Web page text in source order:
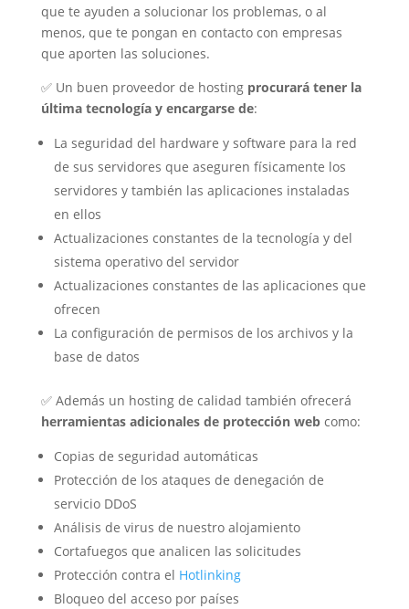
que te ayuden a solucionar los problemas, o al
menos, que te pongan en contacto con empresas
que aporten las soluciones.
✅ Un buen proveedor de hosting procurará tener la
última tecnología y encargarse de:
La seguridad del hardware y software para la red
de sus servidores que aseguren físicamente los
servidores y también las aplicaciones instaladas
en ellos
Actualizaciones constantes de la tecnología y del
sistema operativo del servidor
Actualizaciones constantes de las aplicaciones que
ofrecen
La configuración de permisos de los archivos y la
base de datos
✅ Además un hosting de calidad también ofrecerá
herramientas adicionales de protección webcomo:
Copias de seguridad automáticas
Protección de los ataques de denegación de
servicio DDoS
Análisis de virus de nuestro alojamiento
Cortafuegos que analicen las solicitudes
Protección contra el Hotlinking
Bloqueo del acceso por países